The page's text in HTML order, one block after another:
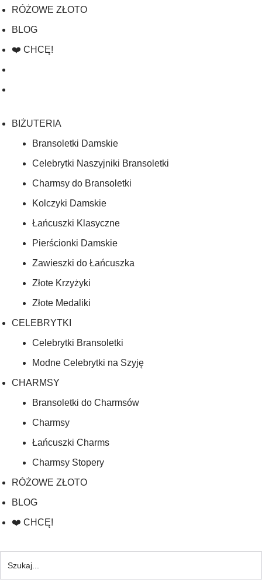
RÓŻOWE ZŁOTO
BLOG
❤️ CHCĘ!
BIŻUTERIA
Bransoletki Damskie
Celebrytki Naszyjniki Bransoletki
Charmsy do Bransoletki
Kolczyki Damskie
Łańcuszki Klasyczne
Pierścionki Damskie
Zawieszki do Łańcuszka
Złote Krzyżyki
Złote Medaliki
CELEBRYTKI
Celebrytki Bransoletki
Modne Celebrytki na Szyję
CHARMSY
Bransoletki do Charmsów
Charmsy
Łańcuszki Charms
Charmsy Stopery
RÓŻOWE ZŁOTO
BLOG
❤️ CHCĘ!